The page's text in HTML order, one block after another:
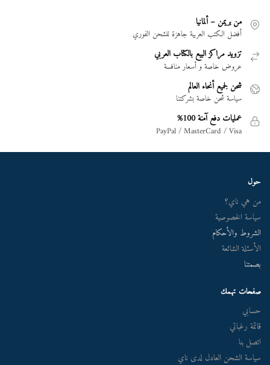
من بريمن – ألمانيا
أفضل الكتب العربية جاهزة للشحن الفوري
تزويد مراكز البيع بالكتاب العربي
عروض خاصة و أسعار منافسة
شحن لجميع أنحاء العالم
سياسة شحن خاصة بشركتنا
عمليات دفع آمنة 100%
PayPal / MasterCard / Visa
حول
من هي ناي؟
سياسة الخصوصية
الشروط والأحكام
الأسئلة الشائعة
بصمتنا
صفحات تهمك
حسابي
قائمة رغباتي
اتصل بنا
سياسة الشحن العادل لدى ناي